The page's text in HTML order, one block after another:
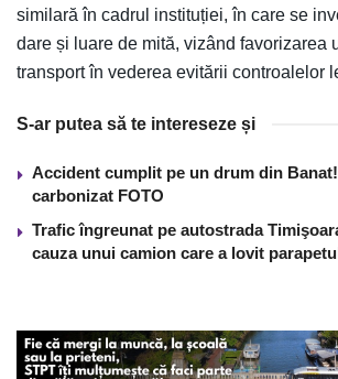
similară în cadrul instituției, în care se
dare și luare de mită, vizând favorizarea
transport în vederea evitării controalelor
S-ar putea să te intereseze și
Accident cumplit pe un drum din
carbonizat FOTO
Trafic îngreunat pe autostrada
cauza unui camion care a lovit